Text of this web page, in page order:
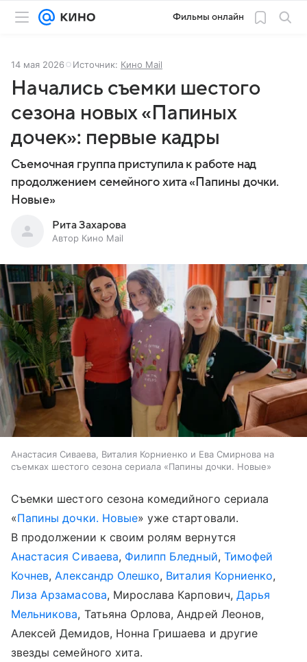
Фильмы онлайн
14 мая 2026 Источник: Кино Mail
Начались съемки шестого
сезона новых «Папиных
дочек»: первые кадры
Съемочная группа приступила к работе над
продолжением семейного хита «Папины дочки.
Новые»
Рита Захарова
Автор Кино Mail
Анастасия Сиваева, Виталия Корниенко и Ева Смирнова на
съемках шестого сезона сериала «Папины дочки. Новые»
Съемки шестого сезона комедийного сериала
«Папины дочки. Новые» уже стартовали.
В продолжении к своим ролям вернутся
Анастасия Сиваева, Филипп Бледный, Тимофей
Кочнев,Александр Олешко, Виталия Корниенко,
Лиза Арзамасова, Мирослава Карпович, Дарья
Мельникова, Татьяна Орлова, Андрей Леонов,
Алексей Демидов, Нонна Гришаева и другие
звезды семейного хита.